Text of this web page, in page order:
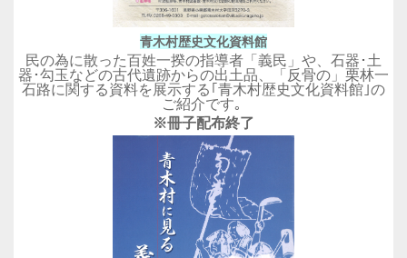
青木村歴史文化資料館
民の為に散った百姓一揆の指導者「義民」や、石器･土
器･勾玉などの古代遺跡からの出土品、「反骨の」栗林一
石路に関する資料を展示する｢青木村歴史文化資料館｣の
ご紹介です｡
※冊子配布終了